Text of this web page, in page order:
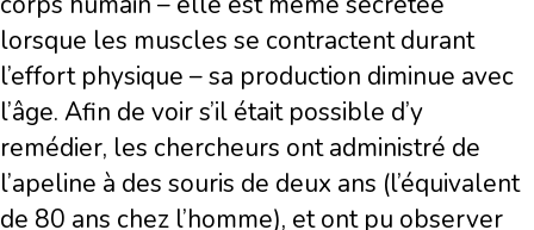
lorsque les muscles se contractent durant
l’effort physique – sa production diminue avec
l’âge. Afin de voir s’il était possible d’y
remédier, les chercheurs ont administré de
l’apeline à des souris de deux ans (l’équivalent
de 80 ans chez l’homme), et ont pu observer